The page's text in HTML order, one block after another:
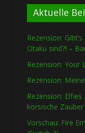
Aktuelle
Rezension:
Otaku sind?! –
Rezension: Your
Rezension:
Rezension:
korsische
Vorschau: Fire